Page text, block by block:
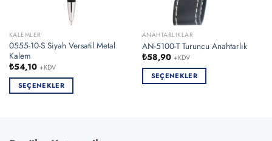
KALEMLER
0555-10-S Siyah Versatil Metal
Kalem
₺54,10 +KDV
SEÇENEKLER
fazla
ANAHTARLIKLAR
AN-5100-T Turuncu Anahtarlık
₺58,90 +KDV
SEÇENEKLER